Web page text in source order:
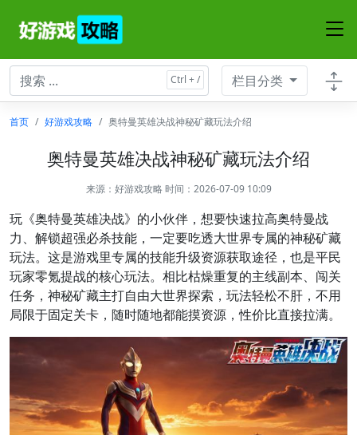
栏目分类
首页 好游戏攻略 奥特曼英雄决战神秘矿藏玩法介绍
奥特曼英雄决战神秘矿藏玩法介绍
来源： 好游戏攻略时间：2026-07-09 10:09
玩《奥特曼英雄决战》的小伙伴，想要快速拉高奥特曼战
力、解锁超强必杀技能，一定要吃透大世界专属的神秘矿藏
玩法。这是游戏里专属的技能升级资源获取途径，也是平民
玩家零氪提战的核心玩法。相比枯燥重复的主线副本、闯关
任务，神秘矿藏主打自由大世界探索，玩法轻松不肝，不用
局限于固定关卡，随时随地都能摸资源，性价比直接拉满。